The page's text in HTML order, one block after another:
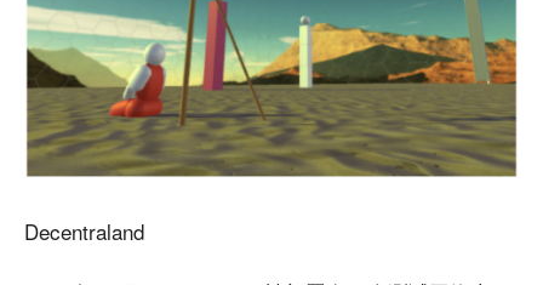
Decentraland